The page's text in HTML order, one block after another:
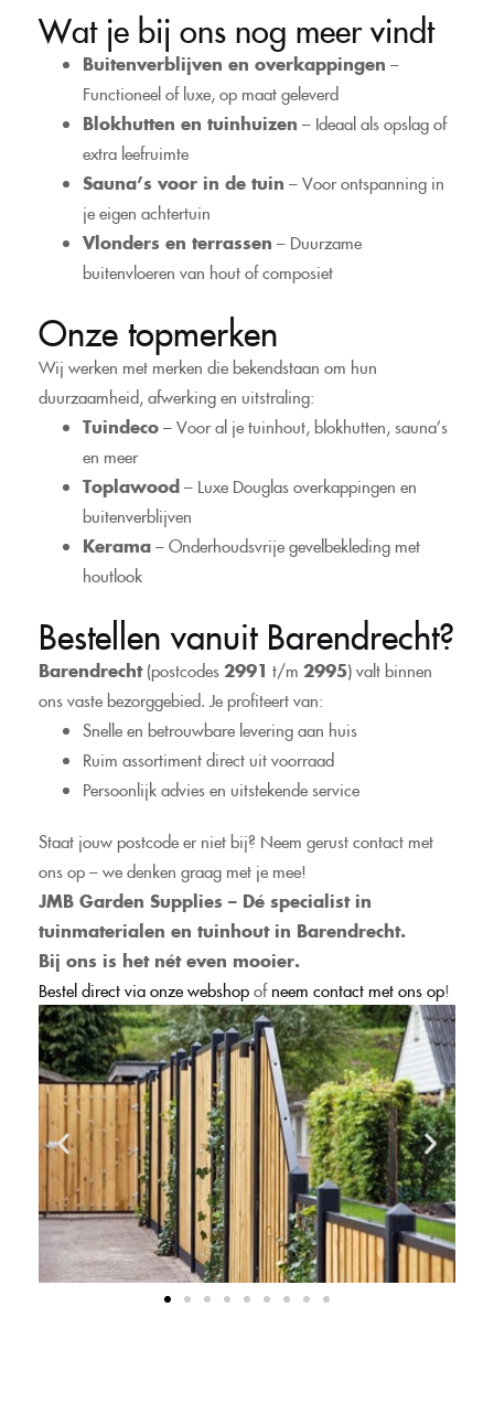
Wat je bij ons nog meer vindt
Buitenverblijven en overkappingen –
Functioneel of luxe, op maat geleverd
Blokhutten en tuinhuizen – Ideaal als opslag of
extra leefruimte
Sauna’s voor in de tuin – Voor ontspanning in
je eigen achtertuin
Vlonders en terrassen – Duurzame
buitenvloeren van hout of composiet
Onze topmerken
Wij werken met merken die bekendstaan om hun
duurzaamheid, afwerking en uitstraling:
Tuindeco– Voor al je tuinhout, blokhutten, sauna’s
en meer
Toplawood– Luxe Douglas overkappingen en
buitenverblijven
Kerama– Onderhoudsvrije gevelbekleding met
houtlook
Bestellen vanuit Barendrecht?
Barendrecht(postcodes2991 t/m 2995) valt binnen
ons vaste bezorggebied. Je profiteert van:
Snelle en betrouwbare levering aan huis
Ruim assortiment direct uit voorraad
Persoonlijk advies en uitstekende service
Staat jouw postcode er niet bij? Neem gerust contact met
ons op – we denken graag met je mee!
JMB Garden Supplies – Dé specialist in
tuinmaterialen en tuinhout in Barendrecht.
Bij ons is het nét even mooier.
Bestel direct via onze webshopofneem contact met ons op!